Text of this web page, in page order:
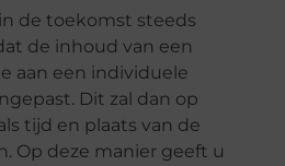
de toekomst steeds
de inhoud van een
aan een individuele
Dit zal dan op
tijd en plaats van de
Op deze manier geeft u